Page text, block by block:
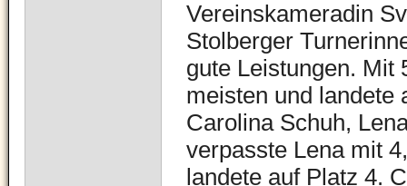
Vereinskameradin
Stolberger
gute Leistungen. Mit
meisten und landete
Carolina Schuh,
verpasste Lena mit
landete auf Platz 4.